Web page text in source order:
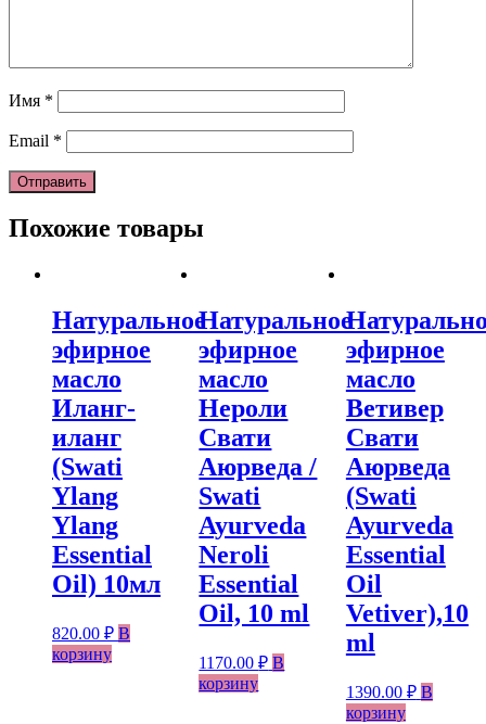
Имя *
Email *
Похожие товары
Натуральное
эфирное
масло
Иланг-
иланг
(Swati
Ylang
Ylang
Essential
Oil) 10мл
820.00 ₽ В
корзину
Натуральное
эфирное
масло
Нероли
Свати
Аюрведа /
Swati
Ayurveda
Neroli
Essential
Oil, 10 ml
1170.00₽ В
корзину
эфирное
масло
Ветивер
Свати
Аюрведа
(Swati
Ayurveda
Essential
Oil
Vetiver),10
ml
1390.00 ₽ В
корзину